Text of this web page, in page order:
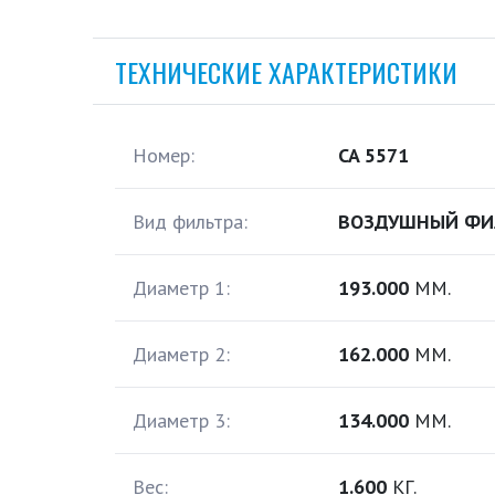
ТЕХНИЧЕСКИЕ ХАРАКТЕРИСТИКИ
Номер: CA 5571
Вид фильтра: ВОЗДУШНЫЙ
Диаметр 1: 193.000 ММ.
Диаметр 2: 162.000 ММ.
Диаметр 3: 134.000 ММ.
Вес: 1.600 КГ.